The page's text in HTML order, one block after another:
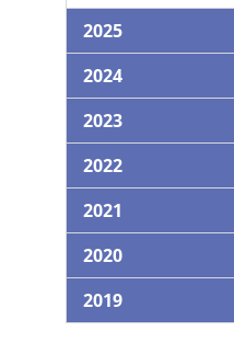
2025
2024
2023
2022
2021
2020
2019